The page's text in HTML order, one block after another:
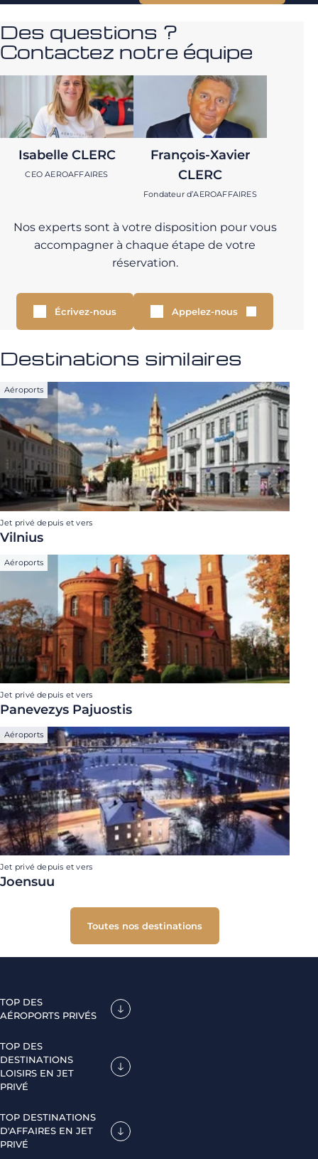
Des questions ?
Contactez notre équipe
Isabelle CLERC
CEO AEROAFFAIRES
François-Xavier
CLERC
Fondateur d’AEROAFFAIRES
Nos experts sont à votre disposition pour vous
accompagner à chaque étape de votre
réservation.
Écrivez-nous Appelez-nous
Destinations similaires
Aéroports
Jet privé depuis et vers
Vilnius
Aéroports
Jet privé depuis et vers
Panevezys Pajuostis
Aéroports
Jet privé depuis et vers
Joensuu
Toutes nos destinations
TOP DES
AÉROPORTS PRIVÉS
TOP DES
DESTINATIONS
LOISIRS EN JET
PRIVÉ
TOP DESTINATIONS
D'AFFAIRES EN JET
PRIVÉ